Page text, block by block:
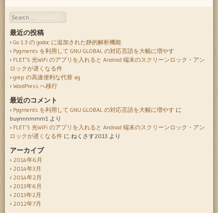
Search
最近の投稿
Go 1.3 の godoc に追加された静的解析機能
Pygments を利用して GNU GLOBAL の対応言語を大幅に増やす
FLET’S 光WiFi のアプリを入れると Android 端末のスクリーンロック・アン
ロックが遅くなる件
grep の高速便利な代替 ag
WordPress へ移行
最近のコメント
Pygments を利用して GNU GLOBAL の対応言語を大幅に増やす に
buynnnmmm1 より
FLET’S 光WiFi のアプリを入れると Android 端末のスクリーンロック・アン
ロックが遅くなる件 に ねくさす2013 より
アーカイブ
2014年6月
2014年3月
2014年2月
2013年6月
2013年2月
2012年7月